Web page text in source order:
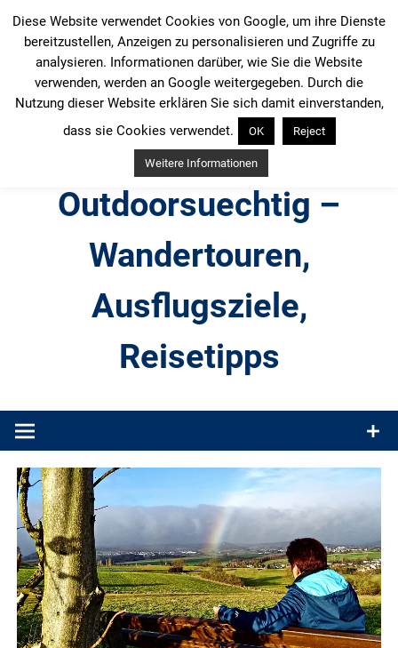
Inhalt
springen
Outdoorsuechtig –
Wandertouren,
Ausflugsziele,
Reisetipps
Produkttests und Buchrezensionen. Ein Blog für alle, die gern
Diese Website verwendet Cookies von Google, um ihre Dienste
bereitzustellen, Anzeigen zu personalisieren und Zugriffe zu
analysieren. Informationen darüber, wie Sie die Website
verwenden, werden an Google weitergegeben. Durch die
Nutzung dieser Website erklären Sie sich damit einverstanden,
dass sie Cookies verwendet.
OK Reject
Weitere Informationen